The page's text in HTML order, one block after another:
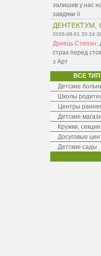
залишив у нас
завдяки її
ДЕНТЕКТУМ,
2026-08-01
Дунець Степан:
страх перед
з Арт
ВСЕ
Детские
Школы
Центры
Детские
Кружки,
Досуговые
Детские сады